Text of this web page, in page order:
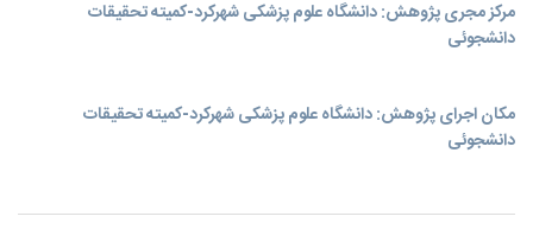
مرکز مجری پژوهش: دانشگاه علوم پزشکی شهرکرد-کمیته تحقیقات
دانشجوئی
مکان اجرای پژوهش: دانشگاه علوم پزشکی شهرکرد-کمیته تحقیقات
دانشجوئی